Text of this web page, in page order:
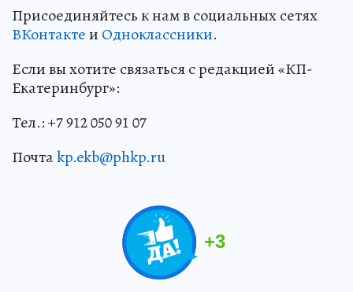
Присоединяйтесь к нам в социальных сетях
ВКонтактеи Одноклассники.
Если вы хотите связаться с редакцией «КП-
Екатеринбург»:
Тел.: +7 912 050 91 07
Почтаkp.ekb@phkp.ru
+3